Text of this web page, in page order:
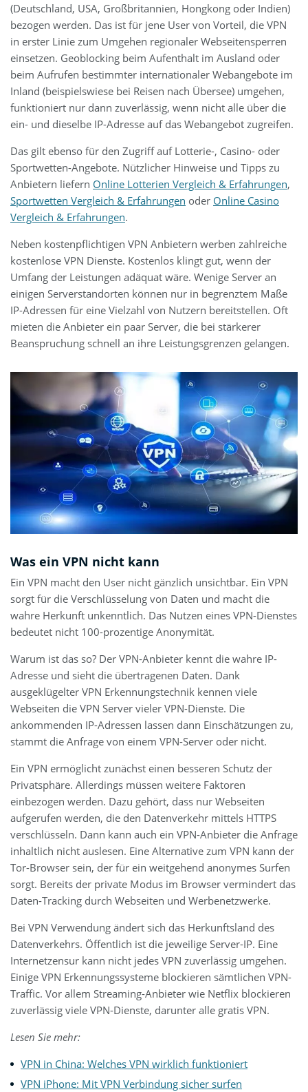
(Deutschland, USA, Großbritannien, Hongkong oder Indien)
bezogen werden. Das ist für jene User von Vorteil, die VPN
in erster Linie zum Umgehen regionaler Webseitensperren
einsetzen. Geoblocking beim Aufenthalt im Ausland oder
beim Aufrufen bestimmter internationaler Webangebote im
Inland (beispielswiese bei Reisen nach Übersee) umgehen,
funktioniert nur dann zuverlässig, wenn nicht alle über die
ein- und dieselbe IP-Adresse auf das Webangebot zugreifen.
Das gilt ebenso für den Zugriff auf Lotterie-, Casino- oder
Sportwetten-Angebote. Nützlicher Hinweise und Tipps zu
Anbietern liefern Online Lotterien Vergleich & Erfahrungen,
Sportwetten Vergleich & Erfahrungen oder Online Casino
Vergleich & Erfahrungen.
Neben kostenpflichtigen VPN Anbietern werben zahlreiche
kostenlose VPN Dienste. Kostenlos klingt gut, wenn der
Umfang der Leistungen adäquat wäre. Wenige Server an
einigen Serverstandorten können nur in begrenztem Maße
IP-Adressen für eine Vielzahl von Nutzern bereitstellen. Oft
mieten die Anbieter ein paar Server, die bei stärkerer
Beanspruchung schnell an ihre Leistungsgrenzen gelangen.
Was ein VPN nicht kann
Ein VPN macht den User nicht gänzlich unsichtbar. Ein VPN
sorgt für die Verschlüsselung von Daten und macht die
wahre Herkunft unkenntlich. Das Nutzen eines VPN-Dienstes
bedeutet nicht 100-prozentige Anonymität.
Warum ist das so? Der VPN-Anbieter kennt die wahre IP-
Adresse und sieht die übertragenen Daten. Dank
ausgeklügelter VPN Erkennungstechnik kennen viele
Webseiten die VPN Server vieler VPN-Dienste. Die
ankommenden IP-Adressen lassen dann Einschätzungen zu,
stammt die Anfrage von einem VPN-Server oder nicht.
Ein VPN ermöglicht zunächst einen besseren Schutz der
Privatsphäre. Allerdings müssen weitere Faktoren
einbezogen werden. Dazu gehört, dass nur Webseiten
aufgerufen werden, die den Datenverkehr mittels HTTPS
verschlüsseln. Dann kann auch ein VPN-Anbieter die Anfrage
inhaltlich nicht auslesen. Eine Alternative zum VPN kann der
Tor-Browser sein, der für ein weitgehend anonymes Surfen
sorgt. Bereits der private Modus im Browser vermindert das
Daten-Tracking durch Webseiten und Werbenetzwerke.
Bei VPN Verwendung ändert sich das Herkunftsland des
Datenverkehrs. Öffentlich ist die jeweilige Server-IP. Eine
Internetzensur kann nicht jedes VPN zuverlässig umgehen.
Einige VPN Erkennungssysteme blockieren sämtlichen VPN-
Traffic. Vor allem Streaming-Anbieter wie Netflix blockieren
zuverlässig viele VPN-Dienste, darunter alle gratis VPN.
Lesen Sie mehr:
VPN in China: Welches VPN wirklich funktioniert
VPN iPhone: Mit VPN Verbindung sicher surfen